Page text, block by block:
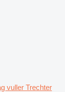
vuller Trechter